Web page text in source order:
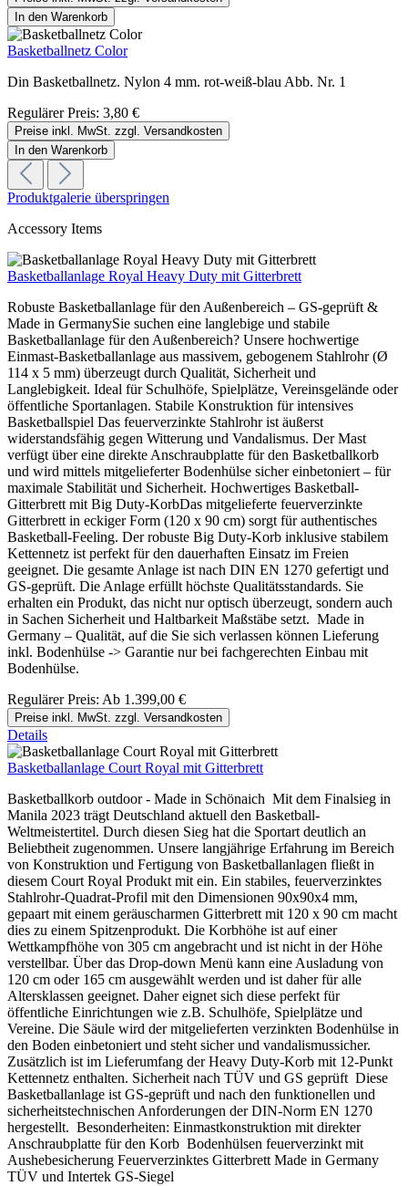
In den Warenkorb
Basketballnetz Color
Din Basketballnetz. Nylon 4 mm. rot-weiß-blau Abb. Nr. 1
Regulärer Preis: 3,80 €
Preise inkl. MwSt. zzgl. Versandkosten
In den Warenkorb
Produktgalerie überspringen
Accessory Items
Basketballanlage Royal Heavy Duty mit Gitterbrett
Robuste Basketballanlage für den Außenbereich – GS-geprüft &
Made in GermanySie suchen eine langlebige und stabile
Basketballanlage für den Außenbereich? Unsere hochwertige
Einmast-Basketballanlage aus massivem, gebogenem Stahlrohr (Ø
114 x 5 mm) überzeugt durch Qualität, Sicherheit und
Langlebigkeit. Ideal für Schulhöfe, Spielplätze, Vereinsgelände oder
öffentliche Sportanlagen. Stabile Konstruktion für intensives
Basketballspiel Das feuerverzinkte Stahlrohr ist äußerst
widerstandsfähig gegen Witterung und Vandalismus. Der Mast
verfügt über eine direkte Anschraubplatte für den Basketballkorb
und wird mittels mitgelieferter Bodenhülse sicher einbetoniert – für
maximale Stabilität und Sicherheit. Hochwertiges Basketball-
Gitterbrett mit Big Duty-KorbDas mitgelieferte feuerverzinkte
Gitterbrett in eckiger Form (120 x 90 cm) sorgt für authentisches
Basketball-Feeling. Der robuste Big Duty-Korb inklusive stabilem
Kettennetz ist perfekt für den dauerhaften Einsatz im Freien
geeignet. Die gesamte Anlage ist nach DIN EN 1270 gefertigt und
GS-geprüft. Die Anlage erfüllt höchste Qualitätsstandards. Sie
erhalten ein Produkt, das nicht nur optisch überzeugt, sondern auch
in Sachen Sicherheit und Haltbarkeit Maßstäbe setzt. Made in
Germany – Qualität, auf die Sie sich verlassen können Lieferung
inkl. Bodenhülse -> Garantie nur bei fachgerechten Einbau mit
Bodenhülse.
Regulärer Preis: Ab 1.399,00 €
Preise inkl. MwSt. zzgl. Versandkosten
Details
Basketballanlage Court Royal mit Gitterbrett
Basketballkorb outdoor - Made in Schönaich Mit dem Finalsieg in
Manila 2023 trägt Deutschland aktuell den Basketball-
Weltmeistertitel. Durch diesen Sieg hat die Sportart deutlich an
Beliebtheit zugenommen. Unsere langjährige Erfahrung im Bereich
von Konstruktion und Fertigung von Basketballanlagen fließt in
diesem Court Royal Produkt mit ein. Ein stabiles, feuerverzinktes
Stahlrohr-Quadrat-Profil mit den Dimensionen 90x90x4 mm,
gepaart mit einem geräuscharmen Gitterbrett mit 120 x 90 cm macht
dies zu einem Spitzenprodukt. Die Korbhöhe ist auf einer
Wettkampfhöhe von 305 cm angebracht und ist nicht in der Höhe
verstellbar. Über das Drop-down Menü kann eine Ausladung von
120 cm oder 165 cm ausgewählt werden und ist daher für alle
Altersklassen geeignet. Daher eignet sich diese perfekt für
öffentliche Einrichtungen wie z.B. Schulhöfe, Spielplätze und
Vereine. Die Säule wird der mitgelieferten verzinkten Bodenhülse in
den Boden einbetoniert und steht sicher und vandalismussicher.
Zusätzlich ist im Lieferumfang der Heavy Duty-Korb mit 12-Punkt
Kettennetz enthalten. Sicherheit nach TÜV und GS geprüft Diese
Basketballanlage ist GS-geprüft und nach den funktionellen und
sicherheitstechnischen Anforderungen der DIN-Norm EN 1270
hergestellt. Besonderheiten: Einmastkonstruktion mit direkter
Anschraubplatte für den Korb Bodenhülsen feuerverzinkt mit
Aushebesicherung Feuerverzinktes Gitterbrett Made in Germany
TÜV und Intertek GS-Siegel